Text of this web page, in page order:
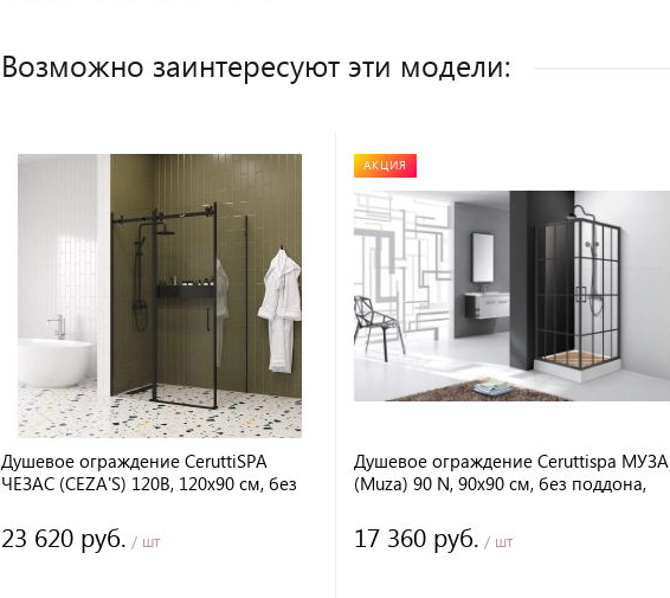
Возможно заинтересуют эти модели:
Душевое ограждение CeruttiSPA
ЧЕЗАС (CEZA'S) 120B, 120х90 см, без
23 620 руб. / шт
АКЦИЯ
Душевое ограждение Ceruttispa МУЗА
(Muza) 90 N, 90x90 см, без поддона,
17 360 руб. / шт